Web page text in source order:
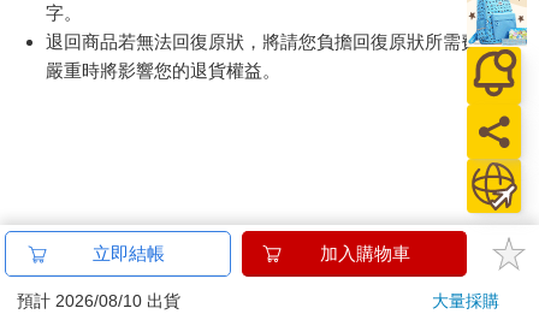
字。
退回商品若無法回復原狀，將請您負擔回復原狀所需費用，
嚴重時將影響您的退貨權益。
立即結帳 加入購物車
預計 2026/08/10 出貨 大量採購